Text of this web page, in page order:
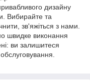
дизайну
Вибирайте та
зв'яжіться з нами.
швидке виконання
ви залишитеся